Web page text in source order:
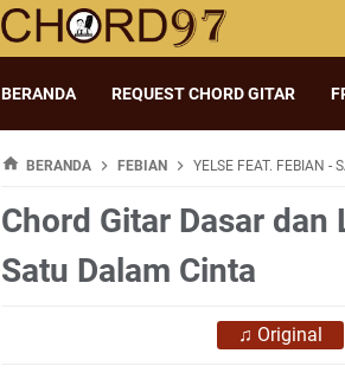
BERANDA REQUEST CHORD GITAR
BERANDA FEBIAN YELSE FEAT. FEBIAN -
Chord Gitar Dasar
Satu Dalam Cinta
♫ Original